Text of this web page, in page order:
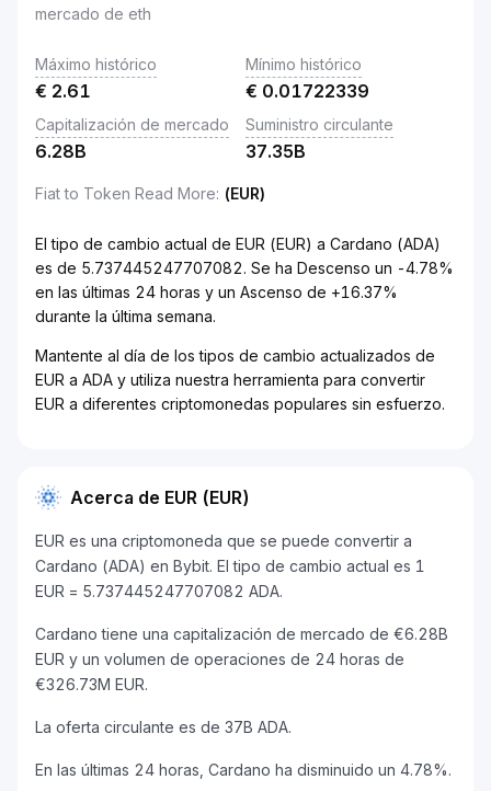
mercado de eth
Máximo histórico
€ 2.61
Mínimo histórico
€ 0.01722339
Capitalización de mercado
6.28B
Suministro circulante
37.35B
Fiat to Token Read More: (EUR)
El tipo de cambio actual de EUR (EUR) a Cardano (ADA)
es de 5.737445247707082. Se ha Descenso un -4.78%
en las últimas 24 horas y un Ascenso de +16.37%
durante la última semana.
Mantente al día de los tipos de cambio actualizados de
EUR a ADA y utiliza nuestra herramienta para convertir
EUR a diferentes criptomonedas populares sin esfuerzo.
Acerca de EUR (EUR)
EUR es una criptomoneda que se puede convertir a
Cardano (ADA) en Bybit. El tipo de cambio actual es 1
EUR = 5.737445247707082 ADA.
Cardano tiene una capitalización de mercado de €6.28B
EUR y un volumen de operaciones de 24 horas de
€326.73M EUR.
La oferta circulante es de 37B ADA.
En las últimas 24 horas, Cardano ha disminuido un 4.78%.